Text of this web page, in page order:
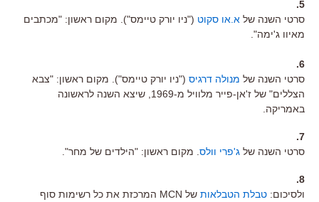
5.
סרטי השנה של א.או סקוט ("ניו יורק טיימס"). מקום ראשון: "מכתבים
מאיוו ג'ימה".
6.
סרטי השנה של מנולה דרגיס ("ניו יורק טיימס"). מקום ראשון: "צבא
הצללים" של ז'אן-פייר מלוויל מ-1969, שיצא השנה לראשונה
באמריקה.
7.
סרטי השנה של ג'פרי וולס . מקום ראשון: "הילדים של מחר".
8.
ולסיכום: טבלת הטבלאות
של MCN המרכזת את כל רשימות סוף